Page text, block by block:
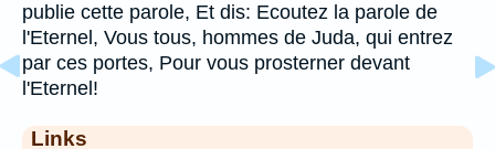
publie cette parole, Et dis: Ecoutez la parole de
l'Eternel, Vous tous, hommes de Juda, qui entrez
par ces portes, Pour vous prosterner devant
l'Eternel!
Links